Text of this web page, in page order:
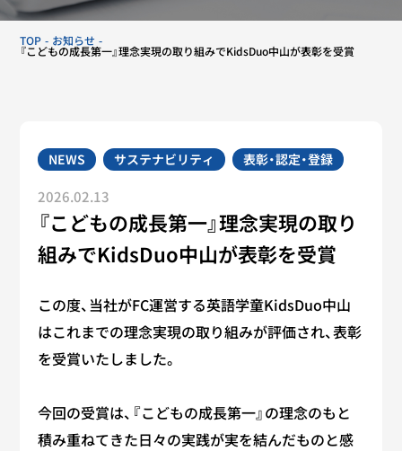
TOP お知らせ
『こどもの成長第一』理念実現の取り組みでKidsDuo中山が表彰を受賞
NEWS サステナビリティ 表彰・認定・登録
2026.02.13
『こどもの成長第一』理念実現の取り
組みでKidsDuo中山が表彰を受賞
この度、当社がFC運営する英語学童KidsDuo中山
はこれまでの理念実現の取り組みが評価され、表彰
を受賞いたしました。
今回の受賞は、『こどもの成長第一』の理念のもと
積み重ねてきた日々の実践が実を結んだものと感